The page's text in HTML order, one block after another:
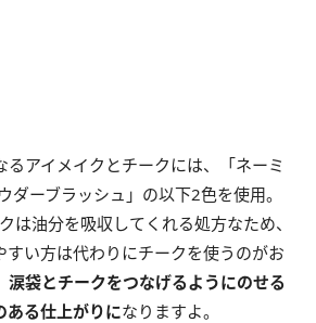
るアイメイクとチークには、「ネーミ
ダーブラッシュ」の以下2色を使用。
は油分を吸収してくれる処方なため、
すい方は代わりにチークを使うのがお
涙袋とチークをつなげるようにのせる
ある仕上がりになりますよ。